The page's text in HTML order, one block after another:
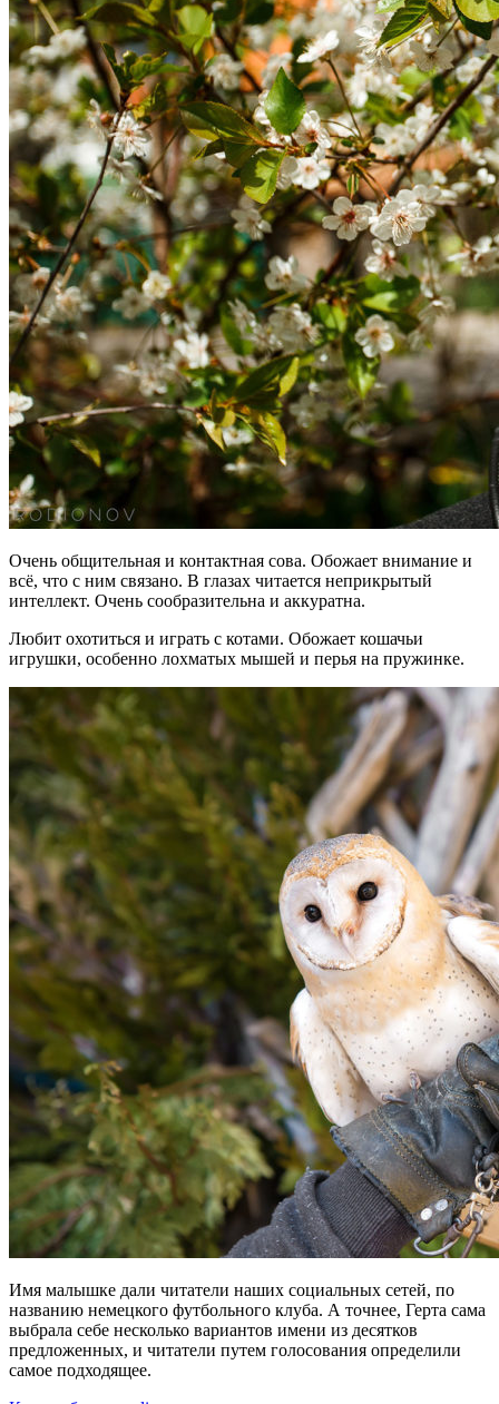
Очень общительная и контактная сова. Обожает внимание и
всё, что с ним связано. В глазах читается неприкрытый
интеллект. Очень сообразительна и аккуратна.
Любит охотиться и играть с котами. Обожает кошачьи
игрушки, особенно лохматых мышей и перья на пружинке.
Имя малышке дали читатели наших социальных сетей, по
названию немецкого футбольного клуба. А точнее, Герта сама
выбрала себе несколько вариантов имени из десятков
предложенных, и читатели путем голосования определили
самое подходящее.